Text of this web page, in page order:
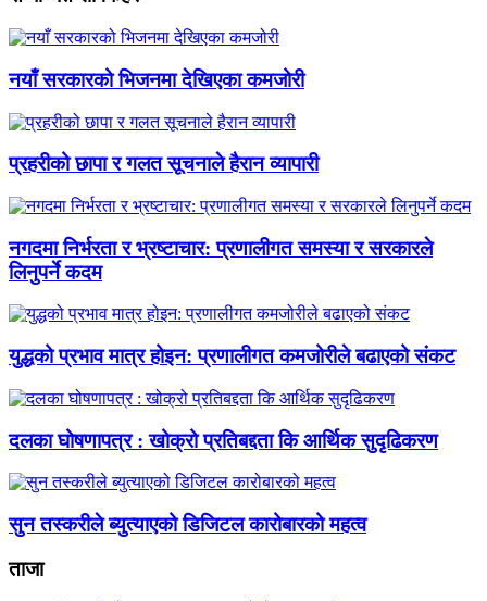
नयाँ सरकारको भिजनमा देखिएका कमजोरी
प्रहरीको छापा र गलत सूचनाले हैरान व्यापारी
नगदमा निर्भरता र भ्रष्टाचार: प्रणालीगत समस्या र सरकारले
लिनुपर्ने कदम
युद्धको प्रभाव मात्र होइन: प्रणालीगत कमजोरीले बढाएको संकट
दलका घोषणापत्र : खोक्रो प्रतिबद्दता कि आर्थिक सुदृढिकरण
सुन तस्करीले ब्युत्याएको डिजिटल कारोबारको महत्व
ताजा